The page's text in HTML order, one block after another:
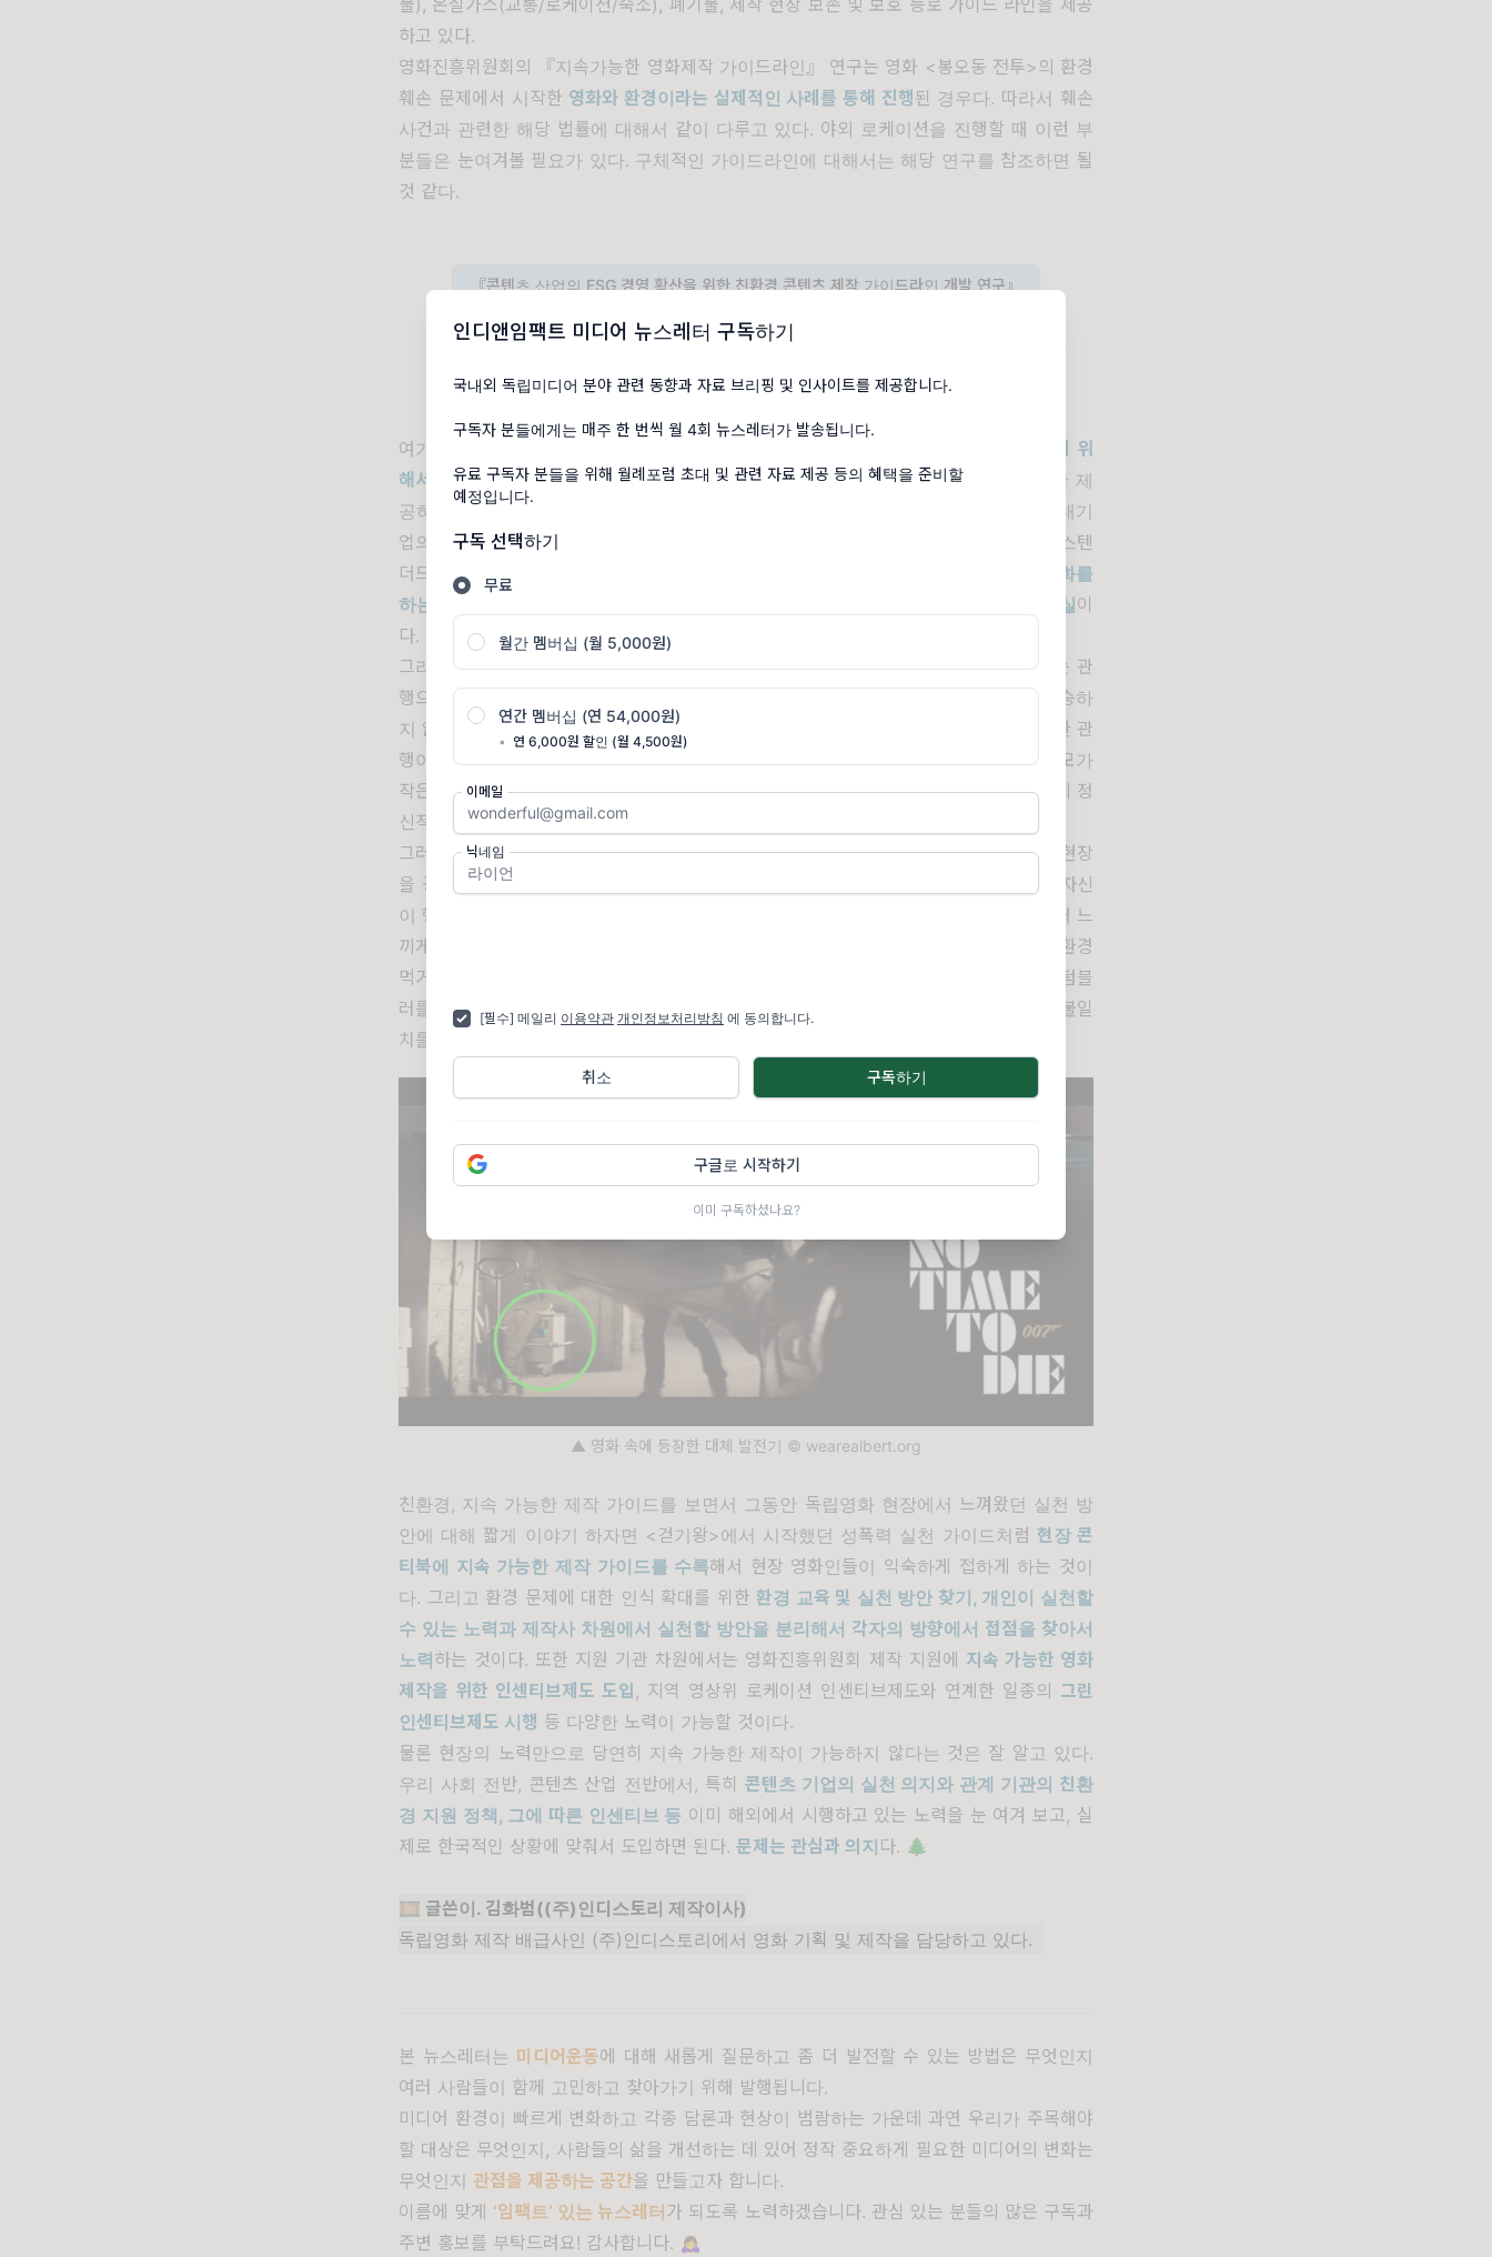
인디앤임팩트 미디어 뉴스레터 구독하기
국내외 독립미디어 분야 관련 동향과 자료 브리핑 및 인사이트를 제공합니다.
구독자 분들에게는 매주 한 번씩 월 4회 뉴스레터가 발송됩니다.
유료 구독자 분들을 위해 월례포럼 초대 및 관련 자료 제공 등의 혜택을 준비할
예정입니다.
구독 선택하기
무료
월간 멤버십 (월 5,000원)
연간 멤버십 (연 54,000원)
• 연 6,000원 할인 (월 4,500원)
이메일
닉네임
[필수] 메일리 이용약관 개인정보처리방침 에 동의합니다.
구독하기
취소
구글로 시작하기
이미 구독하셨나요?
물), 온실가스(교통/로케이션/숙소), 폐기물, 제작 현장 보존 및 보호 등로 가이드 라인을 제공
하고 있다.
영화진흥위원회의
『지속가능한 영화제작 가이드라인』 연구는 영화 <봉오동 전투>의 환경
훼손 문제에서 시작한 영화와 환경이라는 실제적인 사례를 통해 진행된 경우다. 따라서 훼손
사건과 관련한 해당 법률에 대해서 같이 다루고 있다. 야외 로케이션을 진행할 때 이런 부
분들은 눈여겨볼 필요가 있다. 구체적인 가이드라인에 대해서는 해당 연구를 참조하면 될
것 같다.
『콘텐츠 산업의 ESG 경영 확산을 위한 친환경 콘텐츠 제작 가이드라인 개발 연구』
여기에서 언급하고 싶은 것은 현장에서
지속 가능한 영화 제작 및 친환경 제작이 가능하기 위
해서는 실천 당사자들의 인식 변화와 활동이 담보 되지 않는다면, 가이드라인은 가이드만 제
공하고 끝날 것이다. 그리고 해외 사례 중에서 넷플릭스나 디즈니 사례와 더불어 국내 대기
업의 경우는 자사 차원의 ESG 경영, 친환경 경영처럼 애초 경영 목표를 친환경 글로벌 스텐
더드로 잡고 조직적으로 실천을 할 수 있겠지만, 그렇지 못한 한 줌 모래알 같은
독립영화를
하는 제작사의 경우
가이드 라인 적용이 아직은 요원해 보이는 것도 사실 이
다.
그리고분초를 다투며 효율의 중시하는 제작 현장에서 실행 자체가 쉽지 않다.그 이유는 관
행으로 하면 지금의 제작비로 만들 수 있지만
친환경이라는 말이 들어가면 제작비가 상승하
지 않겠느냐
사회적 인프라가 구축되지 않는 상황에서 힘들지 않겠느냐
아무래도 익숙한 관
행이 편하지 않겠느냐 등 비용도 비용이지만,심리적인 저항이 만만치 않다.제작비 규모가
작은 영화일수록 모든 것을 아껴야 하는 상황에서 친환경을 위한 특별히 뭔가를 한다는 게 정
신적으로 피곤하다는 생각이 먼저 드는 것이 현실적인 조건과 상황이다
그러나 작은 사례이지만 쓰레기 분리수거가 익숙한 일상인 일반 시민으로 살다가 제작 현장
을 경험한 직업 영화인의 한 명으로서 종종 느끼게 되는 불편한 감정이 있다.
일상에서 자신
이 행한 쓰레기 분리수거 노력이 영화 제작 현장에서 잘 이뤄지고 있지 못하는 것을 볼 때 느
끼게 된다
꼼꼼히 친환경
먹거리를 구입해 밥상을 차리게 되는 마음과 환경을 위해 리사이클링한 에코백을 들고 텀블
러를 이용하는 나 자신이 정작 일터에서 환경을 위한 작은 실천조차도 머뭇거리게 되는 불일
치를 경험하게 될 때 느끼게 되는 일종의 죄책감 같은 것 말이다
▲ 영화 속에 등장한 대체 발전기 © wearealbert.org
친환경, 지속 가능한 제작 가이드를 보면서 그동안 독립영화 현장에서 느껴왔던 실천 방
안에 대해 짧게 이야기 하자면 <걷기왕>에서 시작했던 성폭력 실천 가이드처럼 현장 콘
티북에 지속 가능한 제작 가이드를 수록해서 현장 영화인들이 익숙하게 접하게 하는 것이
다. 그리고 환경 문제에 대한 인식 확대를 위한환경 교육 및 실천 방안 찾기, 개인이 실천할
수 있는 노력과 제작사 차원에서 실천할 방안을 분리해서 각자의 방향에서 접점을 찾아서
노력 하는 것이다. 또한 지원 기관 차원에서는 영화진흥위원회 제작 지원에 지속 가능한 영화
제작을 위한 인센티브제도 도입 , 지역 영상위 로케이션 인센티브제도와 연계한 일종의 그린
인센티브제도 시행 등 다양한 노력이 가능할 것이다.
물론 현장의 노력만으로 당연히 지속 가능한 제작이 가능하지 않다는 것은 잘 알고 있다.
우리 사회 전반, 콘텐츠 산업 전반에서, 특히 콘텐츠 기업의 실천 의지와 관계 기관의 친환
경 지원 정책 , 그에 따른 인센티브 등 이미 해외에서 시행하고 있는 노력을 눈 여겨 보고, 실
제로 한국적인 상황에 맞춰서 도입하면 된다.문제는 관심과 의지 다. 🌲
🎞️ 글쓴이. 김화범((주)인디스토리 제작이사)
독립영화 제작 배급사인 (주)인디스토리에서 영화 기획 및 제작을 담당하고 있다.
본 뉴스레터는 미디어운동에 대해 새롭게 질문하고 좀 더 발전할 수 있는 방법은 무엇인지
여러 사람들이 함께 고민하고 찾아가기 위해 발행됩니다.
미디어 환경이 빠르게 변화하고 각종 담론과 현상이 범람하는 가운데 과연 우리가 주목해야
할 대상은 무엇인지, 사람들의 삶을 개선하는 데 있어 정작 중요하게 필요한 미디어의 변화는
무엇인지 관점을 제공하는 공간을 만들고자 합니다.
이름에 맞게 ‘임팩트’ 있는 뉴스레터 가 되도록 노력하겠습니다. 관심 있는 분들의 많은 구독과
주변 홍보를 부탁드려요! 감사합니다. 🙇‍♀️